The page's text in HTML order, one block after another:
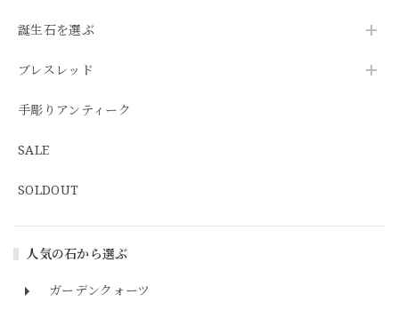
誕生石を選ぶ
ブレスレッド
手彫りアンティーク
SALE
SOLDOUT
人気の石から選ぶ
ガーデンクォーツ